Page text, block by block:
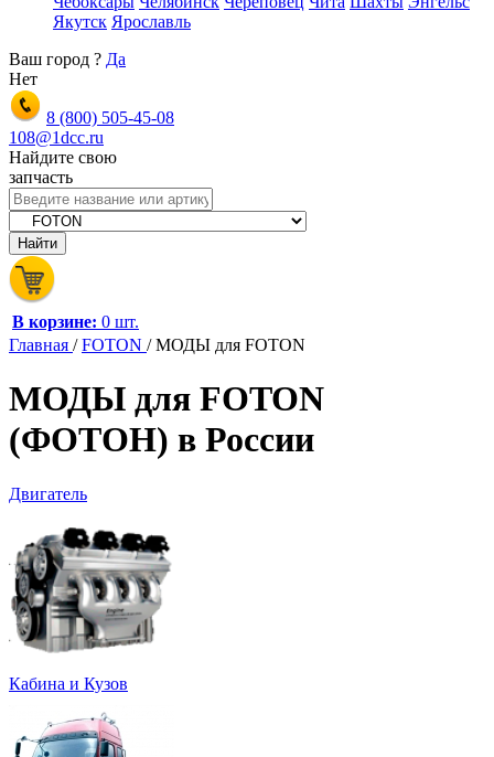
Якутск Ярославль
Ваш город ? Да
Нет
8 (800) 505-45-08
108@1dcc.ru
Найдите свою
запчасть
В корзине: 0 шт.
Главная /FOTON /МОДЫ для FOTON
МОДЫ для FOTON
(ФОТОН) в России
Двигатель
Кабина и Кузов